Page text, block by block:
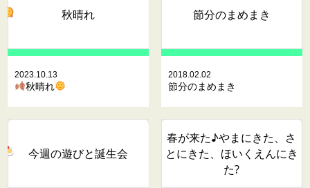
秋晴れ
2023.10.13
秋晴れ
節分のまめまき
2018.02.02
節分のまめまき
今週の遊びと誕生会
春が来た♪やまにきた、さ
とにきた、ほいくえんにき
た?